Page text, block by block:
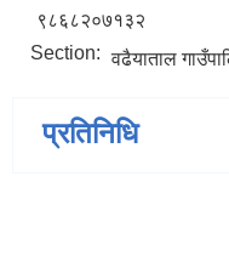
९८६८२०७१३२
Section: वढैयाताल
प्रतिनिधि